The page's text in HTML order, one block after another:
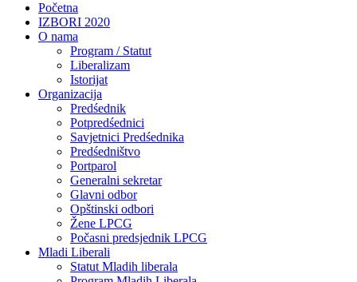
Početna
IZBORI 2020
O nama
Program / Statut
Liberalizam
Istorijat
Organizacija
Predśednik
Potpredśednici
Savjetnici Predśednika
Predśedništvo
Portparol
Generalni sekretar
Glavni odbor
Opštinski odbori
Žene LPCG
Počasni predsjednik LPCG
Mladi Liberali
Statut Mladih liberala